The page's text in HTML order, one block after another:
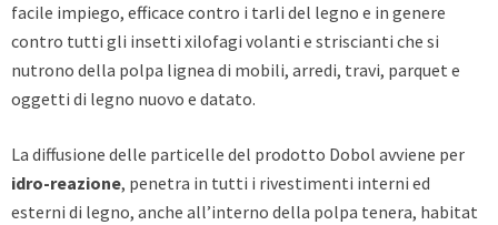
facile impiego, efficace contro i tarli del legno e in genere
contro tutti gli insetti xilofagi volanti e striscianti che si
nutrono della polpa lignea di mobili, arredi, travi, parquet e
oggetti di legno nuovo e datato.
La diffusione delle particelle del prodotto Dobol avviene per
idro-reazione, penetra in tutti i rivestimenti interni ed
esterni di legno, anche all’interno della polpa tenera, habitat